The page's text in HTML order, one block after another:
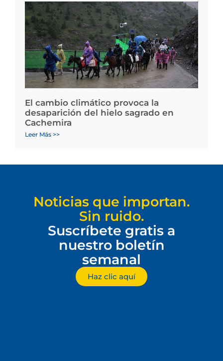
El cambio climático provoca la
desaparición del hielo sagrado en
Cachemira
Leer Más >>
Noticias que importan.
Sin ruido.
Suscríbete gratis a
nuestro boletín
semanal
Haz clic aquí